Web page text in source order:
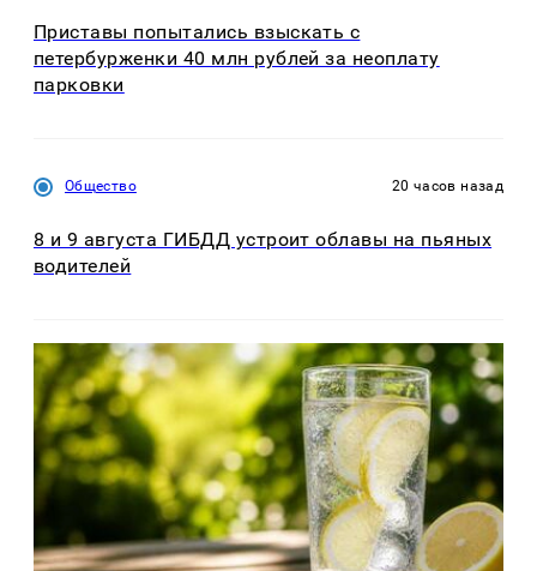
Приставы попытались взыскать с
петербурженки 40 млн рублей за неоплату
парковки
Общество 20 часов назад
8 и 9 августа ГИБДД устроит облавы на пьяных
водителей